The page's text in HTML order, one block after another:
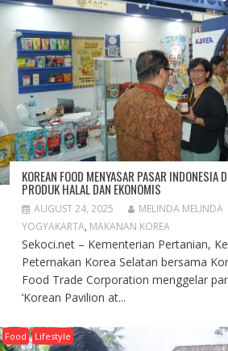
KOREAN FOOD MENYASAR PASAR INDONESIA
PRODUK HALAL DAN EKONOMIS
AUGUST 24, 2025 MELINDA MELINDA
YOGYAKARTA, MAKANAN KOREA
Sekoci.net – Kementerian Pertanian,
Peternakan Korea Selatan bersama
Food Trade Corporation menggelar
‘Korean Pavilion at...
Food Lifestyle